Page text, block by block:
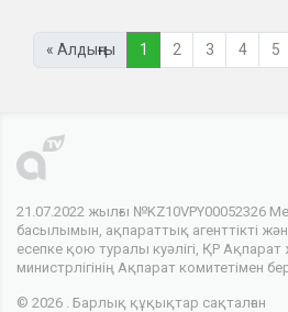
« Алдыңғы 1 2 3 4 5
21.07.2022 жылғы №KZ10VPY00052326
басылымын, ақпараттық агенттікті
есепке қою туралы куәлігі, ҚР
министрлігінің Ақпарат комитетімен
© 2026 . Барлық құқықтар сақталған